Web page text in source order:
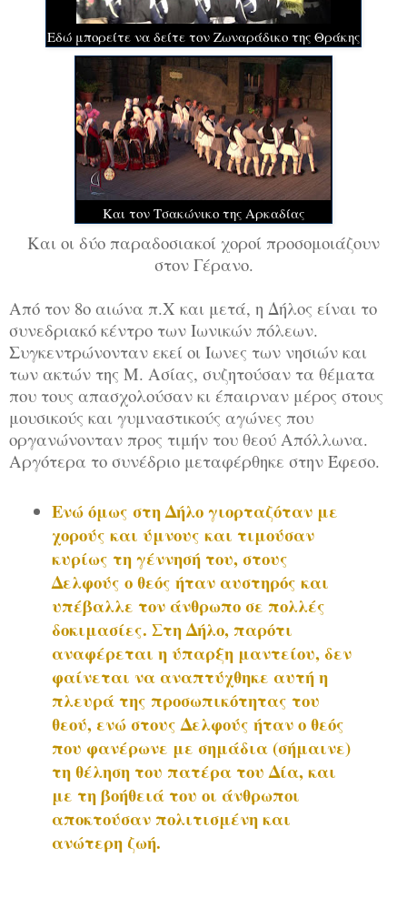
Εδώ μπορείτε να δείτε τον Ζωναράδικο της Θράκης
Και τον Τσακώνικο της Αρκαδίας
Και οι δύο παραδοσιακοί χοροί προσομοιάζουν
στον Γέρανο.
Από τον 8ο αιώνα π.Χ και μετά, η Δήλος είναι το
συνεδριακό κέντρο των Ιωνικών πόλεων.
Συγκεντρώνονταν εκεί οι Ίωνες των νησιών και
των ακτών της Μ. Ασίας, συζητούσαν τα θέματα
που τους απασχολούσαν κι έπαιρναν μέρος στους
μουσικούς και γυμναστικούς αγώνες που
οργανώνονταν προς τιμήν του θεού Απόλλωνα.
Αργότερα το συνέδριο μεταφέρθηκε στην Έφεσο.
Ενώ όμως στη Δήλο γιορταζόταν με
χορούς και ύμνους και τιμούσαν
κυρίως τη γέννησή του, στους
Δελφούς ο θεός ήταν αυστηρός και
υπέβαλλε τον άνθρωπο σε πολλές
δοκιμασίες. Στη Δήλο, παρότι
αναφέρεται η ύπαρξη μαντείου, δεν
φαίνεται να αναπτύχθηκε αυτή η
πλευρά της προσωπικότητας του
θεού, ενώ στους Δελφούς ήταν ο θεός
που φανέρωνε με σημάδια (σήμαινε)
τη θέληση του πατέρα του Δία, και
με τη βοήθειά του οι άνθρωποι
αποκτούσαν πολιτισμένη και
ανώτερη ζωή.